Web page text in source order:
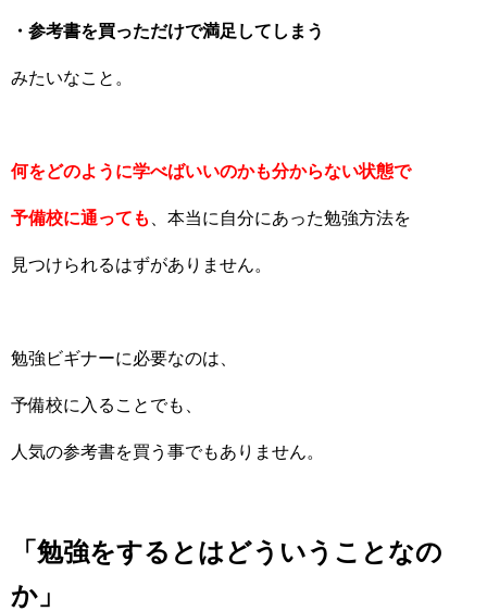
・参考書を買っただけで満足してしまう
みたいなこと。
何をどのように学べばいいのかも分からない状態で
予備校に通っても 、本当に自分にあった勉強方法を
見つけられるはずがありません。
勉強ビギナーに必要なのは、
予備校に入ることでも、
人気の参考書を買う事でもありません。
「勉強をするとはどういうことなの
か」